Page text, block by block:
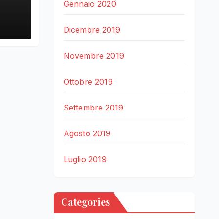
Gennaio 2020
Dicembre 2019
Novembre 2019
Ottobre 2019
Settembre 2019
Agosto 2019
Luglio 2019
Categories